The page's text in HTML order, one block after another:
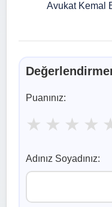
Avukat Kemal
Puanınız:
★ ★ ★ ★
Adınız Soyadınız: